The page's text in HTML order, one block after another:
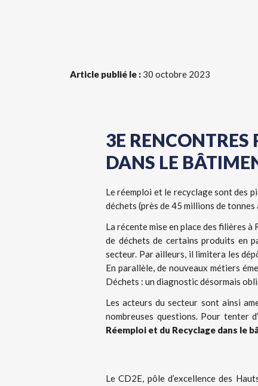
Article publié le : 30 octobre 2023
3E RENCONTRES
DANS LE
Le réemploi et le recyclage sont des
déchets (près de 45 millions de
La récente mise en place des filières
de déchets de certains produits en
secteur. Par ailleurs, il limitera les
En parallèle, de nouveaux métiers
Déchets : un diagnostic désormais
Les acteurs du secteur sont ainsi
nombreuses questions. Pour tenter
Réemploi et du Recyclage dans le
Le CD2E, pôle d’excellence des